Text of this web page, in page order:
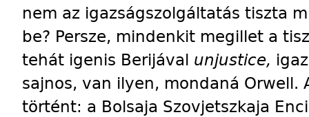
nem az igazságszolgáltatás tiszta
be? Persze, mindenkit megillet a
tehát igenis Berijával unjustice,
sajnos, van ilyen, mondaná Orwell.
történt: a Bolsaja Szovjetszkaja